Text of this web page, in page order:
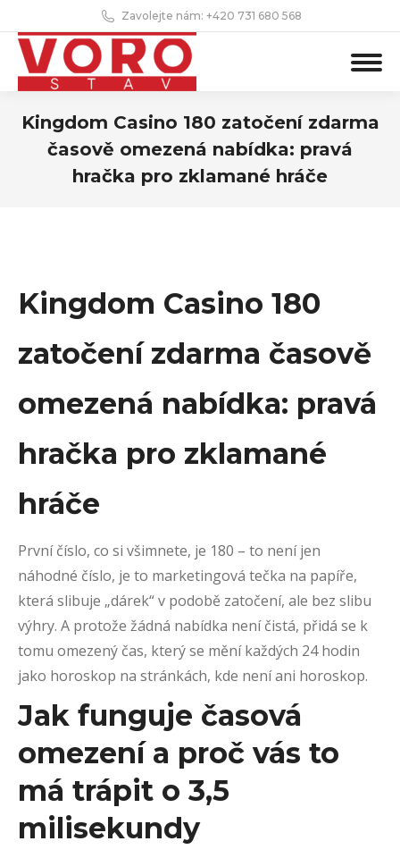
Zavolejte nám: +420 731 680 568
Kingdom Casino 180 zatočení zdarma
časově omezená nabídka: pravá
hračka pro zklamané hráče
Kingdom Casino 180
zatočení zdarma časově
omezená nabídka: pravá
hračka pro zklamané
hráče
První číslo, co si všimnete, je 180 – to není jen
náhodné číslo, je to marketingová tečka na papíře,
která slibuje „dárek“ v podobě zatočení, ale bez slibu
výhry. A protože žádná nabídka není čistá, přidá se k
tomu omezený čas, který se mění každých 24 hodin
jako horoskop na stránkách, kde není ani horoskop.
Jak funguje časová
omezení a proč vás to
má trápit o 3,5
milisekundy